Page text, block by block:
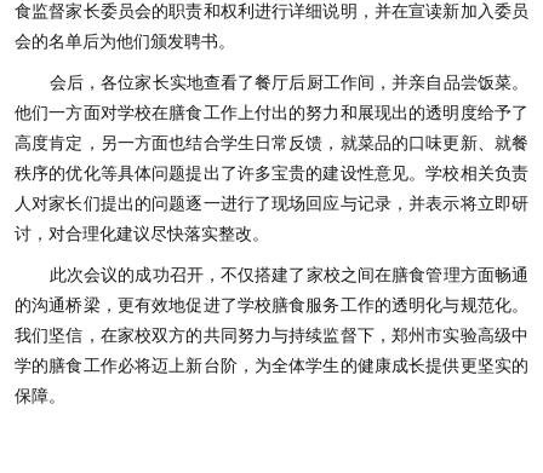
食监督家长委员会的职责和权利进行详细说明，并在宣读新加入委员
会的名单后为他们颁发聘书。
会后，各位家长实地查看了餐厅后厨工作间，并亲自品尝饭菜。
他们一方面对学校在膳食工作上付出的努力和展现出的透明度给予了
高度肯定，另一方面也结合学生日常反馈，就菜品的口味更新、就餐
秩序的优化等具体问题提出了许多宝贵的建设性意见。学校相关负责
人对家长们提出的问题逐一进行了现场回应与记录，并表示将立即研
讨，对合理化建议尽快落实整改。
此次会议的成功召开，不仅搭建了家校之间在膳食管理方面畅通
的沟通桥梁，更有效地促进了学校膳食服务工作的透明化与规范化。
我们坚信，在家校双方的共同努力与持续监督下，郑州市实验高级中
学的膳食工作必将迈上新台阶，为全体学生的健康成长提供更坚实的
保障。